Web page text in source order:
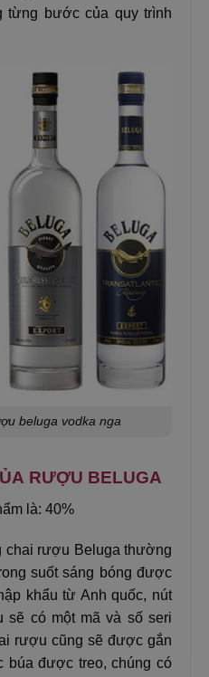
từng bước của quy trình
beluga vodka nga
RƯỢU BELUGA
là: 40%
chai rượu Beluga thường
suốt sáng bóng được
khẩu từ Anh quốc, nút
sẽ có một mã và số seri
rượu cũng sẽ được gắn
búa được treo, chúng có